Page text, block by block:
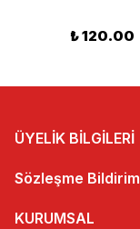
₺ 120.00
ÜYELİK BİLGİLERİ
Sözleşme Bildirim
KURUMSAL